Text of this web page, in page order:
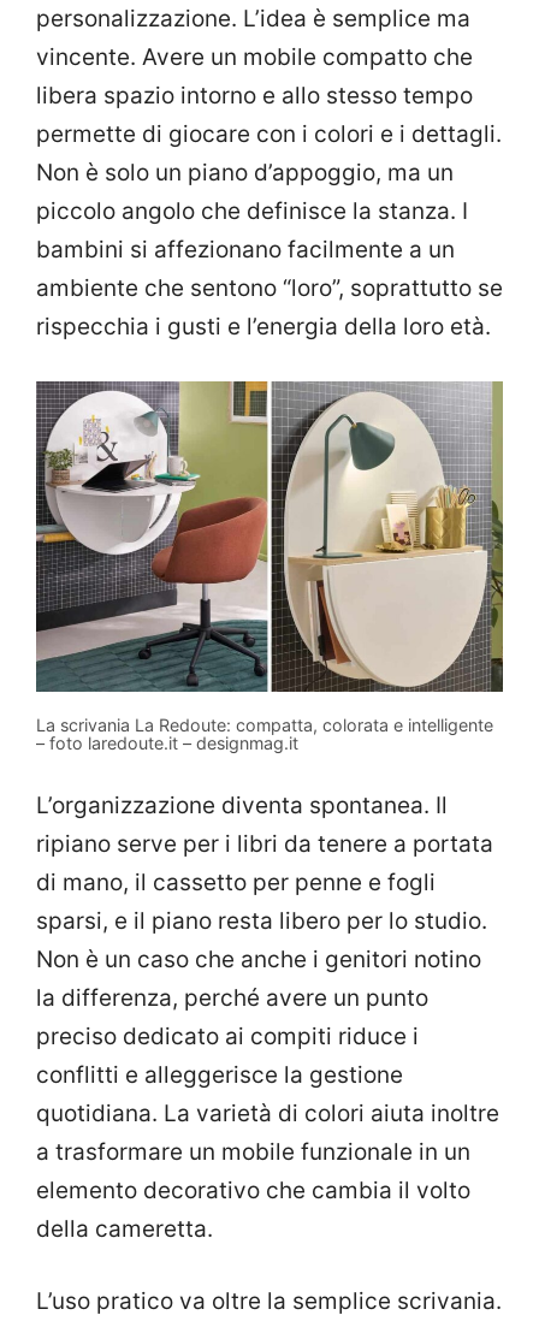
personalizzazione. L’idea è semplice ma
vincente. Avere un mobile compatto che
libera spazio intorno e allo stesso tempo
permette di giocare con i colori e i dettagli.
Non è solo un piano d’appoggio, ma un
piccolo angolo che definisce la stanza. I
bambini si affezionano facilmente a un
ambiente che sentono “loro”, soprattutto se
rispecchia i gusti e l’energia della loro età.
La scrivania La Redoute: compatta, colorata e intelligente
– foto laredoute.it – designmag.it
L’organizzazione diventa spontanea. Il
ripiano serve per i libri da tenere a portata
di mano, il cassetto per penne e fogli
sparsi, e il piano resta libero per lo studio.
Non è un caso che anche i genitori notino
la differenza, perché avere un punto
preciso dedicato ai compiti riduce i
conflitti e alleggerisce la gestione
quotidiana. La varietà di colori aiuta inoltre
a trasformare un mobile funzionale in un
elemento decorativo che cambia il volto
della cameretta.
L’uso pratico va oltre la semplice scrivania.